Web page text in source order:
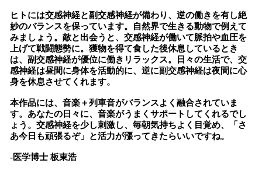
ヒトには交感神経と副交感神経が備わり、逆の働きを有し絶
妙のバランスを保っています。自然界で生きる動物で例えて
みましょう。敵と出会うと、交感神経が働いて脈拍や血圧を
上げて戦闘態勢に。獲物を得て食した後休息しているとき
は、副交感神経が優位に働きリラックス。日々の生活で、交
感神経は昼間に身体を活動的に、逆に副交感神経は夜間に心
身を休息させてくれます。
本作品には、音楽＋列車音がバランスよく融合されていま
す。あなたの日々に、音楽がうまくサポートしてくれるでし
ょう。交感神経を少し刺激し、毎朝気持ちよく目覚め、「さ
あ今日も頑張るぞ」と活力が漲ってきたらいいですね。
-医学博士 板東浩